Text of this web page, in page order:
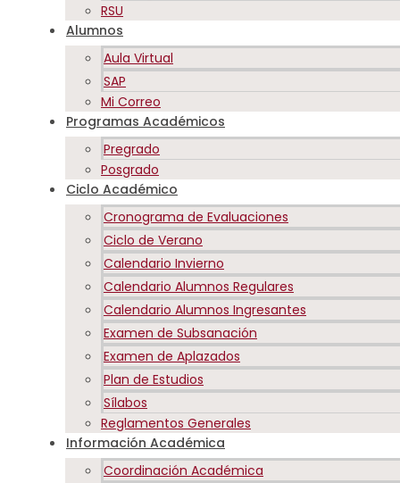
RSU
Alumnos
Aula Virtual
SAP
Mi Correo
Programas Académicos
Pregrado
Posgrado
Ciclo Académico
Cronograma de Evaluaciones
Ciclo de Verano
Calendario Invierno
Calendario Alumnos Regulares
Calendario Alumnos Ingresantes
Examen de Subsanación
Examen de Aplazados
Plan de Estudios
Sílabos
Reglamentos Generales
Información Académica
Coordinación Académica